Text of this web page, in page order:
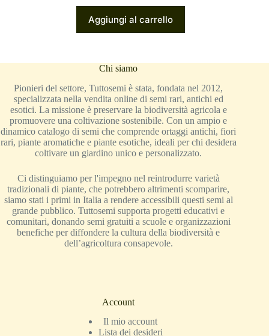
Aggiungi al carrello
Chi siamo
Pionieri del settore, Tuttosemi è stata, fondata nel 2012,
specializzata nella vendita online di semi rari, antichi ed
esotici. La missione è preservare la biodiversità agricola e
promuovere una coltivazione sostenibile. Con un ampio e
dinamico catalogo di semi che comprende ortaggi antichi, fiori
rari, piante aromatiche e piante esotiche, ideali per chi desidera
coltivare un giardino unico e personalizzato.
Ci distinguiamo per l'impegno nel reintrodurre varietà
tradizionali di piante, che potrebbero altrimenti scomparire,
siamo stati i primi in Italia a rendere accessibili questi semi al
grande pubblico. Tuttosemi supporta progetti educativi e
comunitari, donando semi gratuiti a scuole e organizzazioni
benefiche per diffondere la cultura della biodiversità e
dell’agricoltura consapevole.
Account
Il mio account
Lista dei desideri